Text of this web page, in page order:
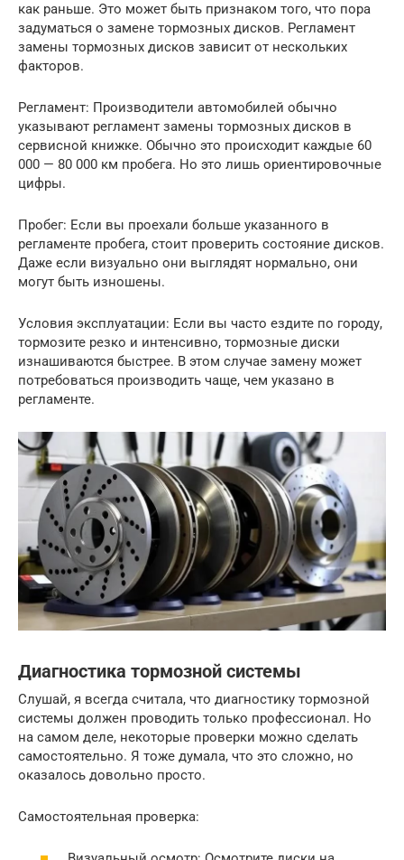
как раньше. Это может быть признаком того, что пора
задуматься о замене тормозных дисков. Регламент
замены тормозных дисков зависит от нескольких
факторов.
Регламент: Производители автомобилей обычно
указывают регламент замены тормозных дисков в
сервисной книжке. Обычно это происходит каждые 60
000 — 80 000 км пробега. Но это лишь ориентировочные
цифры.
Пробег: Если вы проехали больше указанного в
регламенте пробега, стоит проверить состояние дисков.
Даже если визуально они выглядят нормально, они
могут быть изношены.
Условия эксплуатации: Если вы часто ездите по городу,
тормозите резко и интенсивно, тормозные диски
изнашиваются быстрее. В этом случае замену может
потребоваться производить чаще, чем указано в
регламенте.
Диагностика тормозной системы
Слушай, я всегда считала, что диагностику тормозной
системы должен проводить только профессионал. Но
на самом деле, некоторые проверки можно сделать
самостоятельно. Я тоже думала, что это сложно, но
оказалось довольно просто.
Самостоятельная проверка: